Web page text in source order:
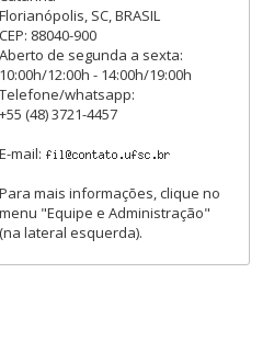
Florianópolis, SC, BRASIL
CEP: 88040-900
Aberto de segunda a sexta:
10:00h/12:00h - 14:00h/19:00h
Telefone/whatsapp:
+55 (48) 3721-4457
E-mail:
Para mais informações, clique no
menu "Equipe e Administração"
(na lateral esquerda).